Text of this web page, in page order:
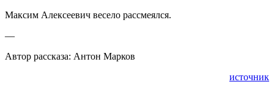
Максим Алексеевич весело рассмеялся.
—
Автор рассказа: Антон Марков
источник